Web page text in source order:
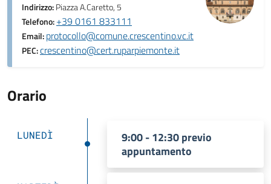
Indirizzo:Piazza A.Caretto, 5
Telefono:+39 0161 833111
Email:protocollo@comune.crescentino.vc.it
PEC:crescentino@cert.ruparpiemonte.it
Orario
LUNEDÌ
9:00 - 12:30 previo
appuntamento